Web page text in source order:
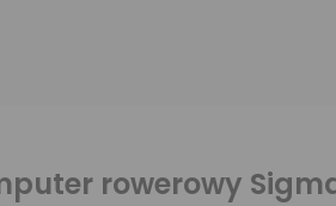
rowerowy Sigma